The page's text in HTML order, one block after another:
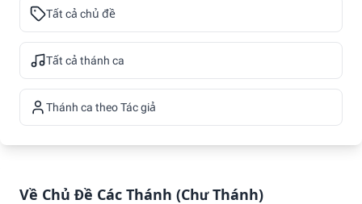
Tất cả chủ đề
Tất cả thánh ca
Thánh ca theo Tác giả
Về Chủ Đề Các Thánh (Chư Thánh)